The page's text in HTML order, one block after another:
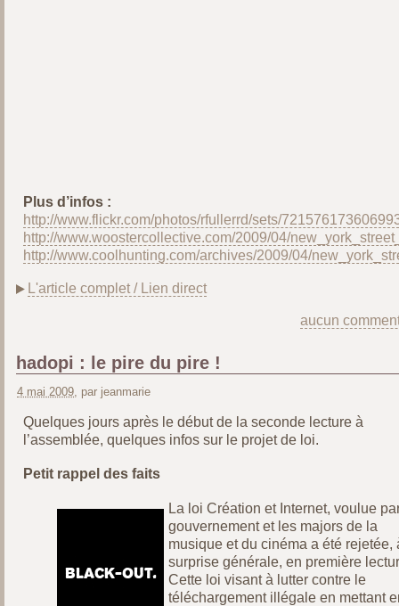
Plus d’infos :
http://www.flickr.com/photos/rfullerrd/sets/
http://www.woostercollective.com/2009/04/
http://www.coolhunting.com/archives/2009/04/
L'article complet / Lien direct
aucun
hadopi : le pire du pire !
4 mai 2009 , par jeanmarie
Quelques jours après le début de la seconde lecture à
l’assemblée, quelques infos sur le projet de loi.
Petit rappel des faits
La loi Création et Internet, voulue
gouvernement et les majors de la
musique et du cinéma a été rejetée,
surprise générale, en première
Cette loi visant à lutter contre le
téléchargement illégale en mettant